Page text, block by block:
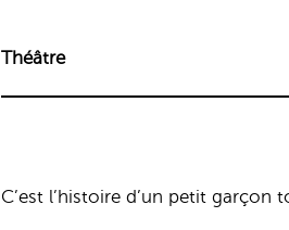
Théâtre
C’est l’histoire d’un petit